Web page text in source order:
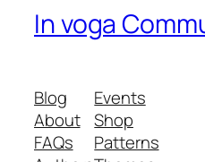
In voga
Blog
About
FAQs
Events
Shop
Patterns